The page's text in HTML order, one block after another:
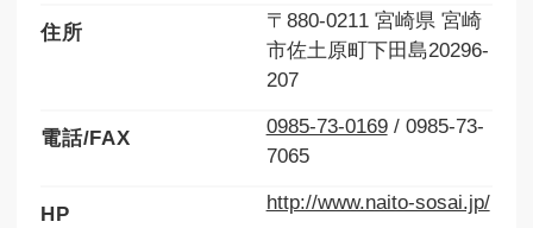
住所
〒880-0211 宮崎県 宮崎
市佐土原町下田島20296-
207
電話/FAX
0985-73-0169/ 0985-73-
7065
HP
http://www.naito-sosai.jp/